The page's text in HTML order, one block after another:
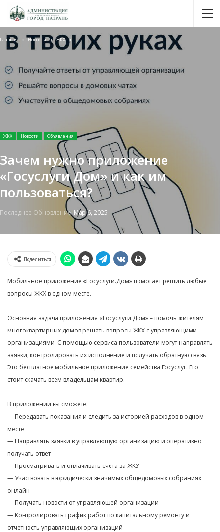
Главная Новости ЖКХ
ЖКХ Новости Объявления
Зачем нужно приложение
«Госуслуги Дом» и как им
пользоваться?
Последнее Обновление Мар 6, 2025
Поделиться
Мобильное приложение «Госуслуги.Дом» помогает решить любые
вопросы ЖКХ в одном месте.
Основная задача приложения «Госуслуги.Дом» – помочь жителям
многоквартирных домов решать вопросы ЖКХ с управляющими
организациями. С помощью сервиса пользователи могут направлять
заявки, контролировать их исполнение и получать обратную связь.
Это бесплатное мобильное приложение семейства Госуслуг. Его
стоит скачать всем владельцам квартир.
В приложении вы сможете:
— Передавать показания и следить за историей расходов в одном
месте
— Направлять заявки в управляющую организацию и оперативно
получать ответ
— Просматривать и оплачивать счета за ЖКУ
— Участвовать в юридически значимых общедомовых собраниях
онлайн
— Получать новости от управляющей организации
— Контролировать график работ по капитальному ремонту и
отчетность управляющих организаций